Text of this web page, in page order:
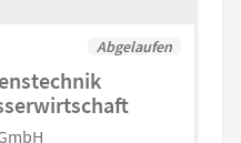
Abgelaufen